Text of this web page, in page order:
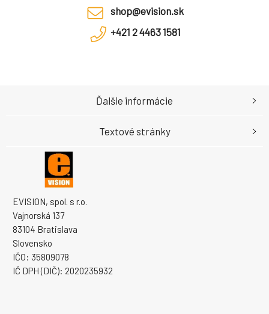
shop@evision.sk
+421 2 4463 1581
EVISION, spol. s r.o.
Vajnorská 137
83104 Bratislava
Slovensko
IČO: 35809078
IČ DPH (DIČ): 2020235932
Ďalšie informácie
Textové stránky